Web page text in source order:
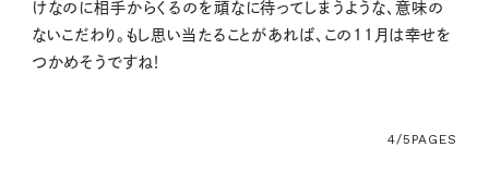
けなのに相手からくるのを頑なに待ってしまうような、意味の
ないこだわり。もし思い当たることがあれば、この11月は幸せを
つかめそうですね！
4/5 PAGES